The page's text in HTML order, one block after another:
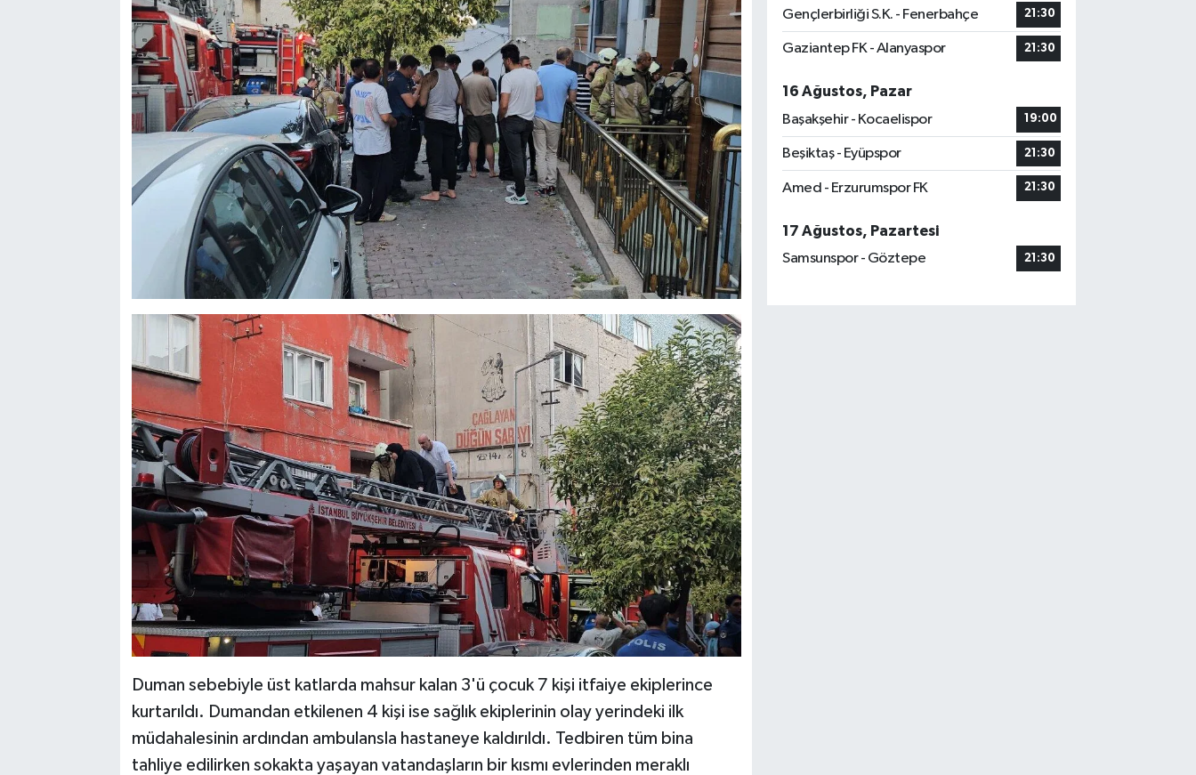
Duman sebebiyle üst katlarda mahsur kalan 3'ü çocuk 7 kişi itfaiye ekiplerince
kurtarıldı. Dumandan etkilenen 4 kişi ise sağlık ekiplerinin olay yerindeki ilk
müdahalesinin ardından ambulansla hastaneye kaldırıldı. Tedbiren tüm bina
tahliye edilirken sokakta yaşayan vatandaşların bir kısmı evlerinden meraklı
Gençlerbirliği S.K. - Fenerbahçe 21:30
Gaziantep FK - Alanyaspor 21:30
16 Ağustos, Pazar
Başakşehir - Kocaelispor
19:00
Beşiktaş - Eyüpspor 21:30
Amed - Erzurumspor FK 21:30
17 Ağustos, Pazartesi
Samsunspor - Göztepe
21:30